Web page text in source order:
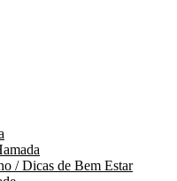
/ Dicas de Bem Estar